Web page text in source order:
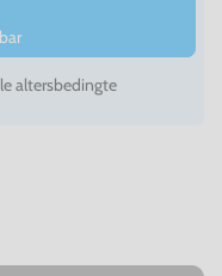
altersbedingte